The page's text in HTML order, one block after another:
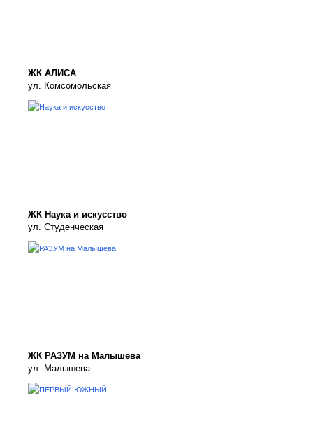
ЖК АЛИСА
ул. Комсомольская
ЖК Наука и искусство
ул. Студенческая
ЖК РАЗУМ на Малышева
ул. Малышева